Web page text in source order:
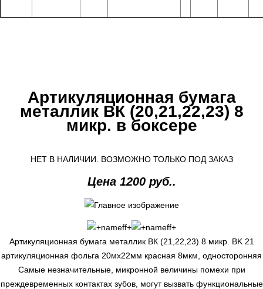
Артикуляционная бумага
металлик ВК (20,21,22,23) 8
микр. в боксере
НЕТ В НАЛИЧИИ. ВОЗМОЖНО ТОЛЬКО ПОД ЗАКАЗ
Цена 1200 руб..
Артикуляционная бумага металлик ВК (21,22,23) 8 микр. BK 21
артикуляционная фольга 20мх22мм красная 8мкм, односторонняя
Самые незначительные, микронной величины помехи при
преждевременных контактах зубов, могут вызвать функциональные